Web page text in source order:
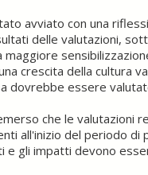
avviato con una
delle valutazioni,
maggiore
crescita della cultura
dovrebbe essere
che le valutazioni
all'inizio del periodo di
e gli impatti devono